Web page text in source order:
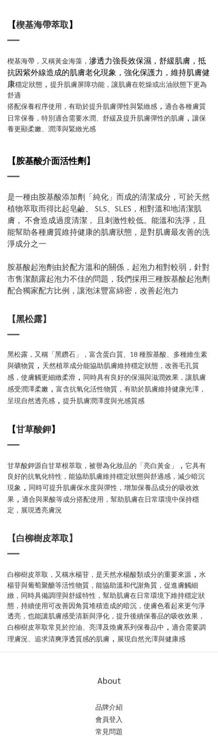
【楔基海帶萃取】
楔基海帶，又稱黃金海藻， 滲透力強長效保濕，舒緩肌膚， 抵
抗因紫外線造成的肌膚老化現象，強化保護力，維持肌膚健
康穩定狀態 ， 提升肌膚屏障功能，讓肌膚在乾燥或出油狀態下更為
舒適
搭配保養程序使用，有助於提升肌膚彈性與緊緻感 ， 適合各種膚質
日常保養，特別適合需要水潤、舒緩及提升肌膚彈性的肌膚 ， 讓保
養更顯柔嫩、潤澤與緊緻光感
【胺基酸介面活性劑】
是一種由胺基酸添加劑「純化」而成的清潔成分，可於天然
植物萃取而得比起皂鹼、 SLS、SLES，相對溫和地清潔肌
膚， 不會造成過度清潔， 且刺激性較低。能溫和洗淨，且
能幫助各種膚質維持健康的肌膚狀態，是對肌膚最友善的洗
淨成分之一
胺基酸起泡劑由於配方溫和的關係，起泡力相對較弱，針對
市售潔顏露起泡力不佳的問題，我們採用三種胺基酸起泡劑
配合獨家配方比例，讓泡沫豐富綿密，改善起泡力
【黑松露】
黑松露，又稱「黑鑽石」，富含蛋白質、18 種胺基酸、多種維生素
與礦物質 ， 天然植萃成分能協助肌膚維持穩定狀態，改善毛孔質
感，使膚觸更細緻柔滑 ， 同時具有良好的保濕與滋潤效果，讓肌膚
感受潤澤柔嫩 ， 富含抗氧化活性物質，有助於肌膚維持健康光澤，
呈現自然透亮感 ， 提升肌膚潤澤度與光感質感
【甘草酸鉀】
甘草酸鉀源自甘草根萃取，被譽為化妝品的「亮白黃金」 ， 它具有
良好的抗氧化特性，能協助肌膚維持穩定狀態與舒適感，減少暗沉
現象 ， 同時可提升肌膚保水度與彈性，增加保養品成分的吸收效
果 ， 適合與果酸等成分搭配使用，幫助肌膚在日常環境中保持穩
定，展現透亮膚況
【白柳樹皮萃取】
白柳樹皮萃取，又稱水楊苷，是天然水楊酸類成分的重要來源 ， 水
楊苷與葡萄聚醣等活性物質，能協助溫和代謝角質，促進膚觸細
緻，同時具備調理與舒緩特性，幫助肌膚在日常環境下維持穩定狀
態，持續使用可改善因角質堆積造成的暗沉，使膚色看起來更勻淨
透亮，也能讓肌膚感受清新與淨化，提升後續保養品的吸收效果，
白柳樹皮萃取常見於控油、亮澤及煥膚系列保養品中 ， 適合需要調
理膚況、追求清爽淨透質感的肌膚 ， 展現自然光澤與健康感
About
品牌介紹
會員登入
常見問題